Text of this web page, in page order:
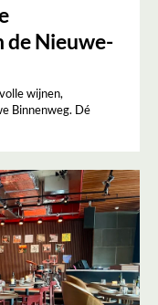
de Nieuwe-
wijnen,
Binnenweg. Dé